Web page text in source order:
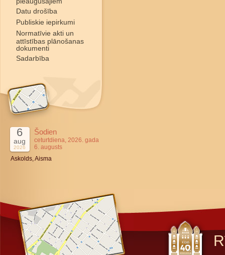
Datu drošība
Publiskie iepirkumi
Normatīvie akti un
attīstības plānošanas
dokumenti
Sadarbība
6
aug
2026
Šodien
ceturtdiena, 2026. gada
6. augusts
Askolds, Aisma